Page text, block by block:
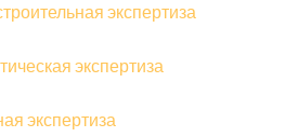
экспертиза
экспертиза
экспертиза